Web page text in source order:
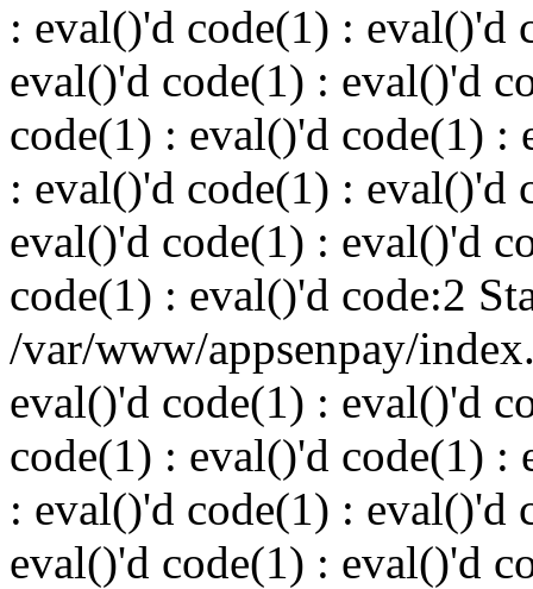
: eval()'d code(1) : eval()'d
eval()'d code(1) : eval()'d
code(1) : eval()'d code(1) :
: eval()'d code(1) : eval()'d
eval()'d code(1) : eval()'d
code(1) : eval()'d code:2
/var/www/appsenpay/
eval()'d code(1) : eval()'d
code(1) : eval()'d code(1) :
: eval()'d code(1) : eval()'d
eval()'d code(1) : eval()'d